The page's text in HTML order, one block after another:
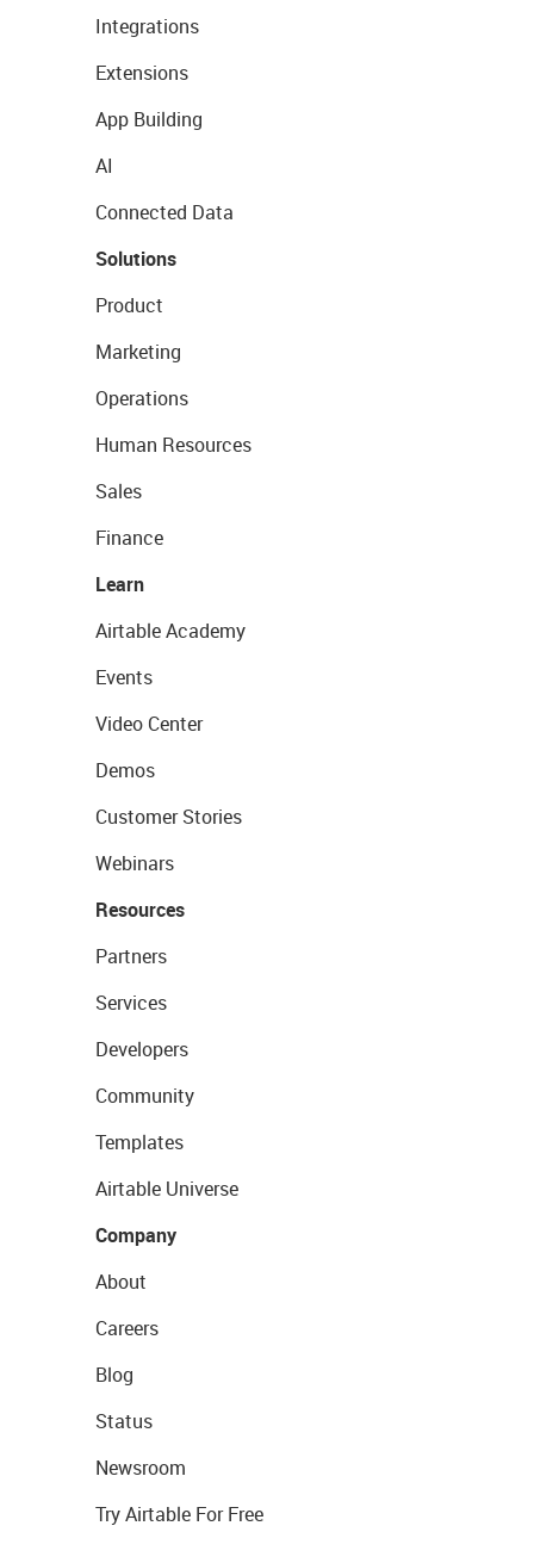
Integrations
Extensions
App Building
AI
Connected Data
Solutions
Product
Marketing
Operations
Human Resources
Sales
Finance
Learn
Airtable Academy
Events
Video Center
Demos
Customer Stories
Webinars
Resources
Partners
Services
Developers
Community
Templates
Airtable Universe
Company
About
Careers
Blog
Status
Newsroom
Try Airtable For Free